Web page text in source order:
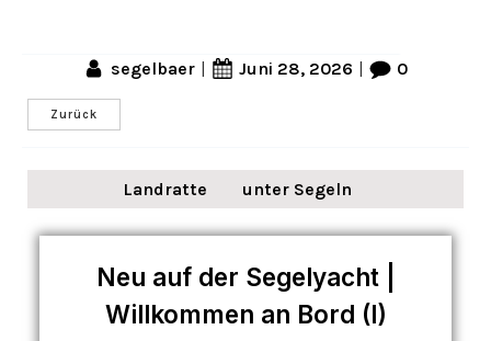
segelbaer | Juni 28, 2026 | 0
Zurück
Landratte unter Segeln
Neu auf der Segelyacht |
Willkommen an Bord (I)